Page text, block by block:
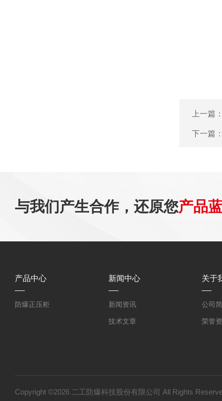
上一篇
下一篇
与我们产生合作，还原您产品
产品中心
防爆正压柜
新闻中心
新闻资讯
技术文章
关于
公司
荣誉
Copyright ©2026 二工防爆科技股份有限公司 All Rights